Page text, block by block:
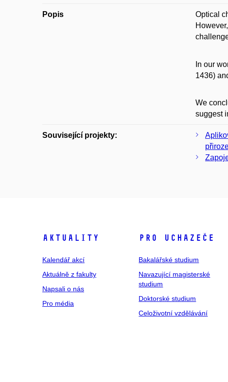
Popis
Optical
In our
1436)
We
suggest
Související projekty:
Aktuality
Kalendář akcí
Aktuálně z fakulty
Napsali o nás
Pro média
Pro uchazeče
Bakalářské studium
Navazující magisterské
studium
Doktorské studium
Celoživotní vzdělávání